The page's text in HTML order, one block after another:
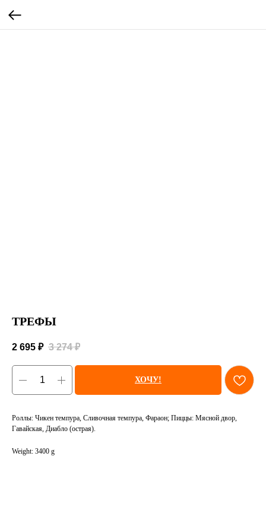
ТРЕФЫ
2 695 ₽ 3 274 ₽
ХОЧУ!
Роллы: Чикен темпура, Сливочная темпура, Фараон; Пиццы: Мясной двор,
Гавайская, Диабло (острая).
Weight: 3400 g